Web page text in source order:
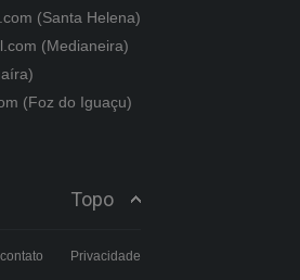
(Santa Helena)
(Medianeira)
(Foz do Iguaçu)
Topo
Privacidade